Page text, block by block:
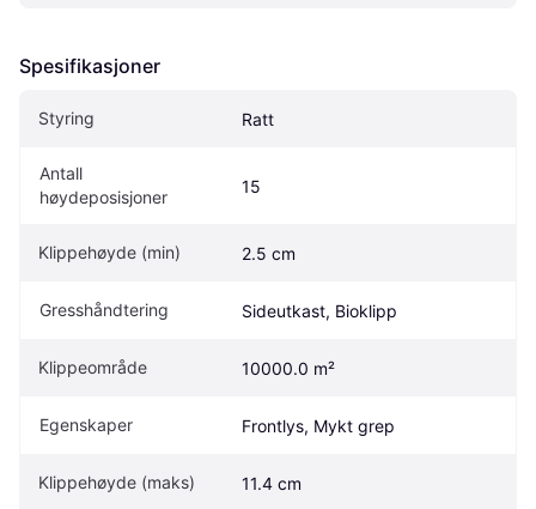
Spesifikasjoner
Styring Ratt
Antall
høydeposisjoner
15
Klippehøyde (min) 2.5 cm
Gresshåndtering Sideutkast, Bioklipp
Klippeområde 10000.0 m²
Egenskaper Frontlys, Mykt grep
Klippehøyde (maks) 11.4 cm